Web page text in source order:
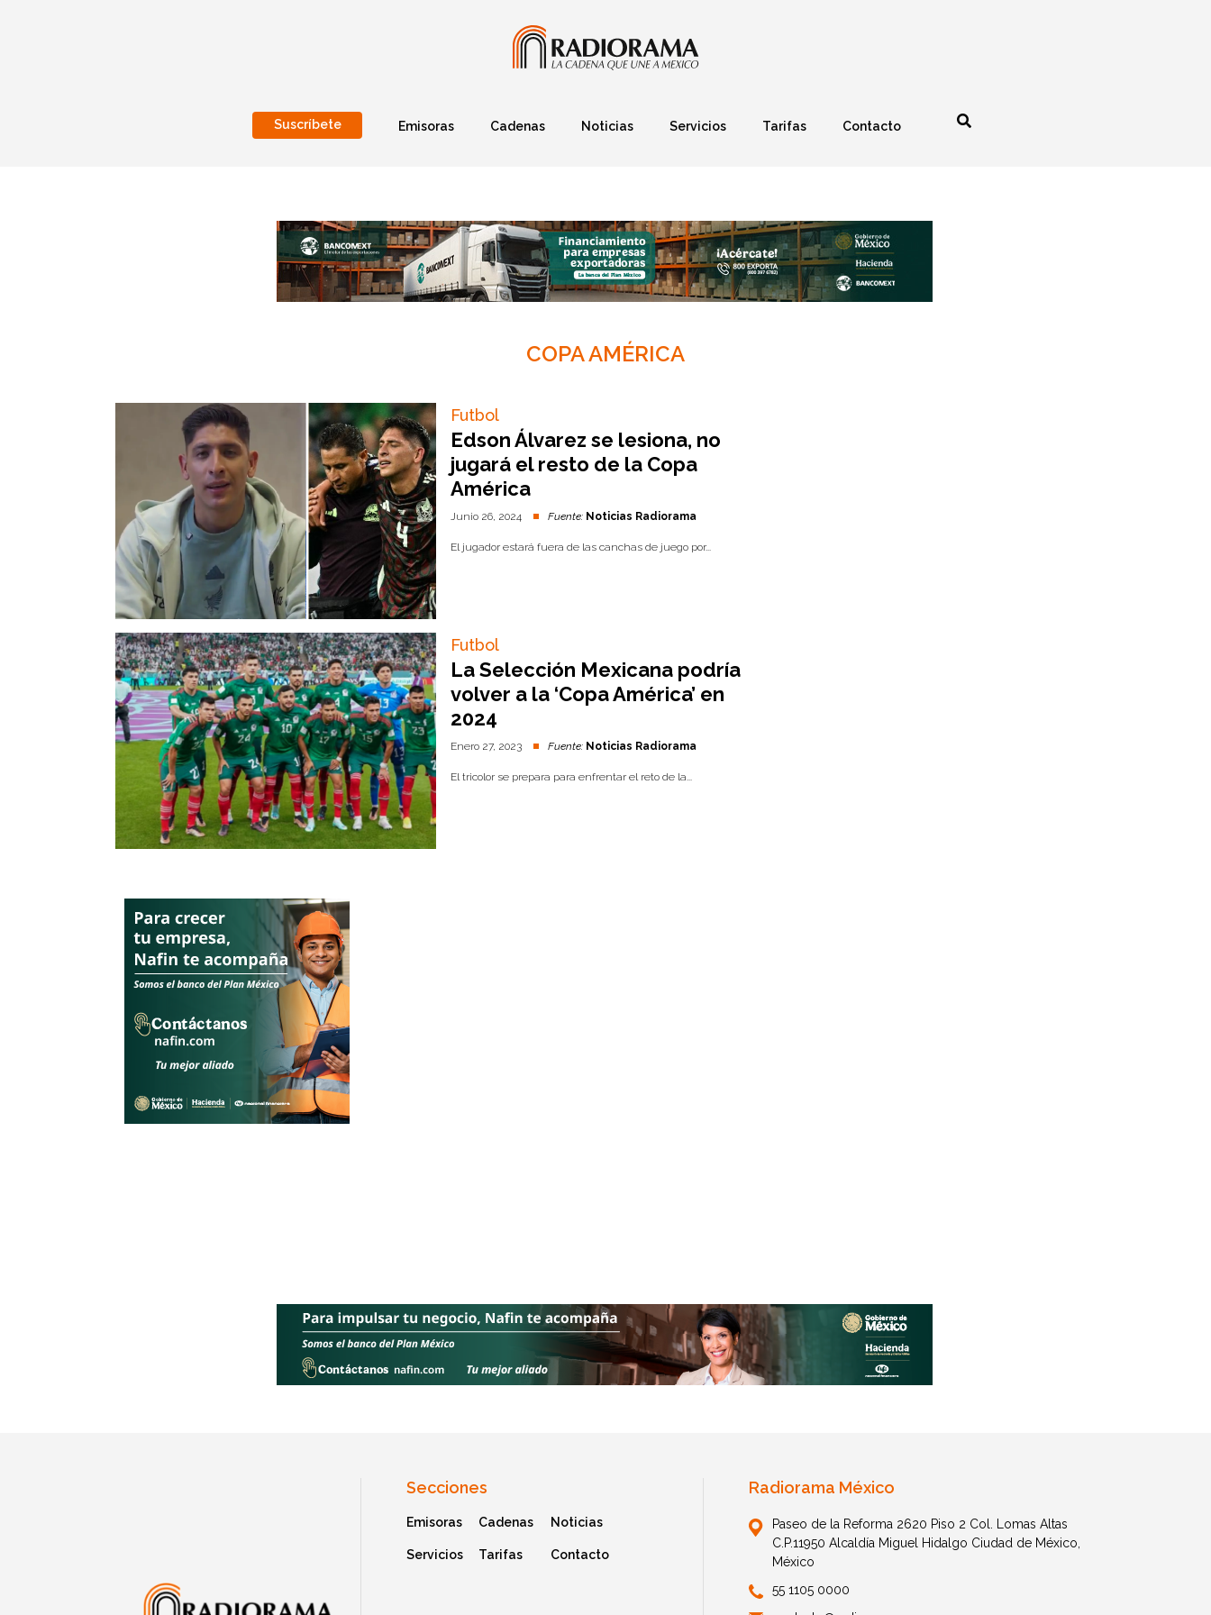
Suscríbete Emisoras Cadenas Noticias Servicios Tarifas Contacto
COPA AMÉRICA
Futbol
Edson Álvarez se lesiona, no
jugará el resto de la Copa
América
Junio 26, 2024 Fuente: Noticias Radiorama
El jugador estará fuera de las canchas de juego por...
Futbol
La Selección Mexicana podría
volver a la ‘Copa América’ en
2024
Enero 27, 2023 Fuente: Noticias Radiorama
El tricolor se prepara para enfrentar el reto de la...
Secciones
Emisoras Cadenas Noticias
Servicios Tarifas Contacto
Radiorama México
Paseo de la Reforma 2620 Piso 2 Col. Lomas Altas
C.P.11950 Alcaldía Miguel Hidalgo Ciudad de México,
México
55 1105 0000